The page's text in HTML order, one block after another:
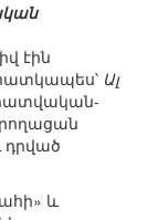
էին
Ալ
դրված
և